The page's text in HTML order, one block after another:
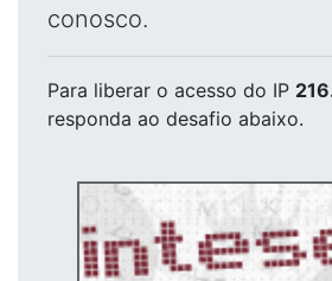
conosco.
Para liberar o acesso do IP
responda ao desafio abaixo.